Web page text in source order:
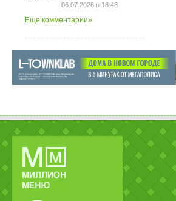
06.07.2026 в 18:48
Еще комментарии»